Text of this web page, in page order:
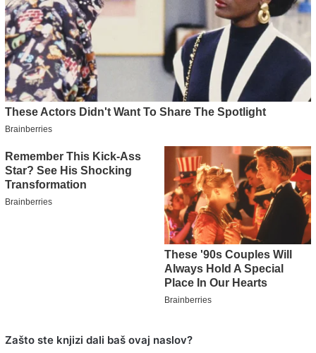
Zašto ste knjizi dali baš ovaj naslov?